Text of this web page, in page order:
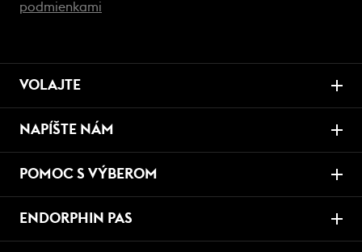
podmienkami
VOLAJTE
NAPÍŠTE NÁM
POMOC S VÝBEROM
ENDORPHIN PAS